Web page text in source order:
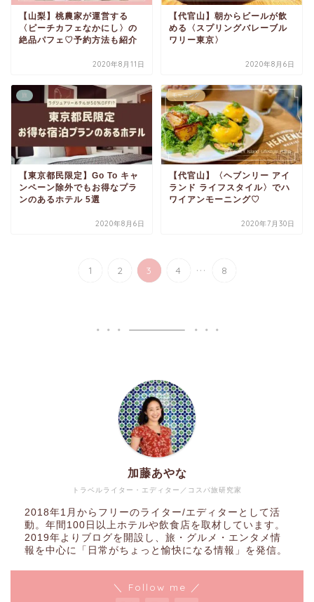
【山梨】桃農家が運営する
〈ピーチカフェなかにし〉の
絶品パフェ♡予約方法も紹介
2020年8月11日
【代官山】朝からビールが飲
める〈スプリングバレーブル
ワリー東京〉
2020年8月6日
旅
【東京都民限定】Go To キャ
ンペーン除外でもお得なプラ
ンのあるホテル 5選
2020年8月6日
モーニング
【代官山】〈ヘブンリー アイ
ランド ライフスタイル〉でハ
ワイアンモーニング♡
2020年7月30日
1 2 3 4 ... 8
トラベルライター・エディター／コスパ旅研究家
加藤あやな
2018年1月からフリーのライター/エディターとして活
動。年間100日以上ホテルや飲食店を取材しています。
2019年よりブログを開設し、旅・グルメ・エンタメ情
報を中心に「日常がちょっと愉快になる情報」を発信。
＼ Follow me ／